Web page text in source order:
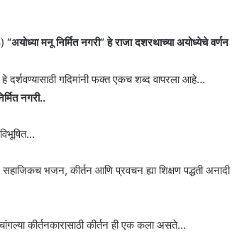
) “अयोध्या मनू निर्मित नगरी” हे राजा दशरथाच्या अयोध्येचे वर्णन
हे दर्शवण्यासाठी गदिमांनी फक्त एकच शब्द वापरला आहे…
नगरी..
भजन, कीर्तन आणि प्रवचन ह्या शिक्षण पद्धती अनादी
कीर्तनकारासाठी कीर्तन ही एक कला असते…